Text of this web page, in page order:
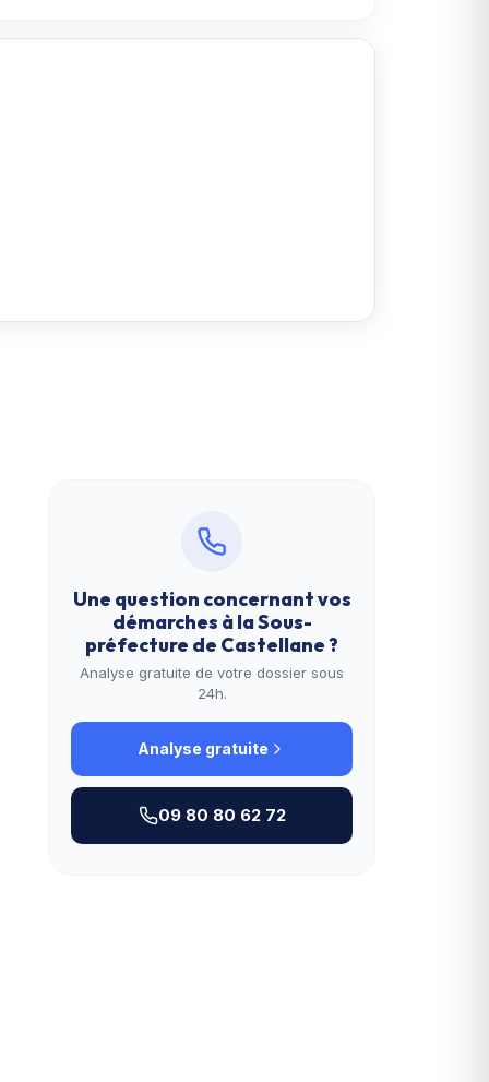
Une question concernant vos
démarches à laSous-
préfecture de Castellane?
Analyse gratuite de votre dossier sous
24h.
Analyse gratuite
09 80 80 62 72